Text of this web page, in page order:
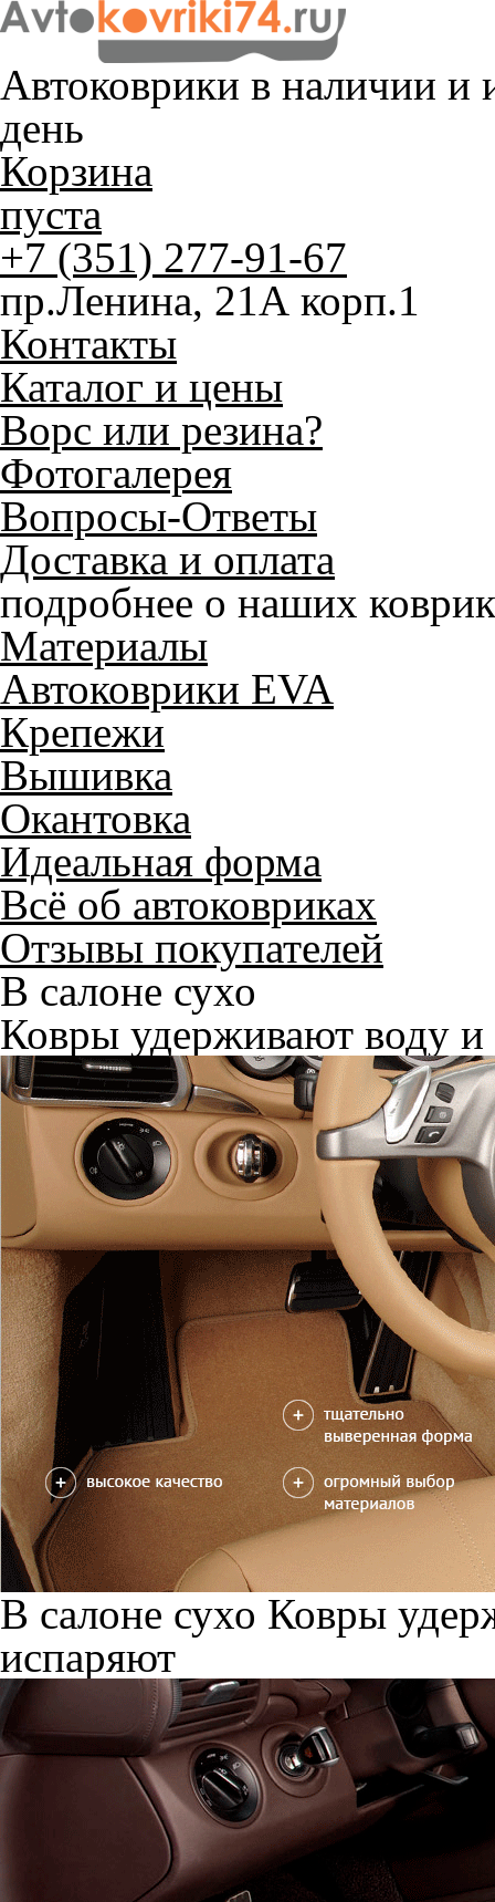
Автоковрики в наличии и
день
Корзина
пуста
+7 (351) 277-91-67
пр.Ленина, 21А корп.1
Контакты
Каталог и цены
Ворс или резина?
Фотогалерея
Вопросы-Ответы
Доставка и оплата
подробнее о наших
Материалы
Автоковрики EVA
Крепежи
Вышивка
Окантовка
Идеальная форма
Всё об автоковриках
Отзывы покупателей
В салоне сухо
Ковры удерживают воду и
В салоне сухо Ковры
испаряют